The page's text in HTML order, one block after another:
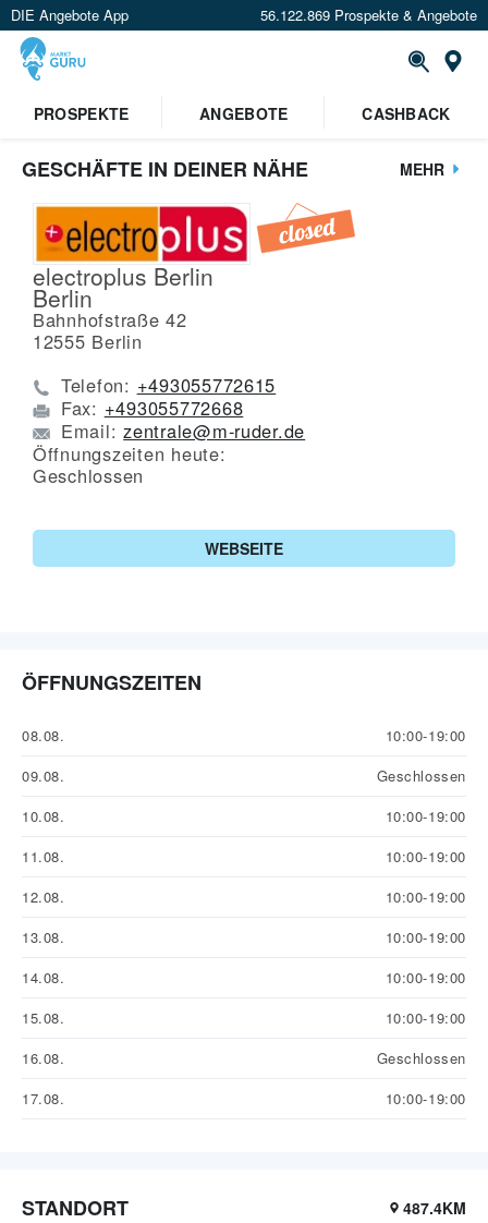
DIE Angebote App 56.122.869 Prospekte & Angebote
PROSPEKTE
ANGEBOTE CASHBACK
GESCHÄFTE IN DEINER NÄHE MEHR
electroplus Berlin
Berlin
Bahnhofstraße 42
12555 Berlin
Telefon: +493055772615
Fax: +493055772668
Email:zentrale@m-ruder.de
Öffnungszeiten heute:
Geschlossen
WEBSEITE
ÖFFNUNGSZEITEN
08.08.
10:00-19:00
09.08.
Geschlossen
10.08.
10:00-19:00
11.08.
10:00-19:00
12.08.
10:00-19:00
13.08.
10:00-19:00
14.08.
10:00-19:00
15.08.
10:00-19:00
16.08.
Geschlossen
17.08.
10:00-19:00
STANDORT 487.4KM